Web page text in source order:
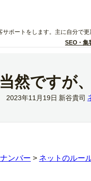
ポートをします。主に自分で
SEO・集
然ですが
2023年11月19日 新谷貴司
ンバー > ネットのルー